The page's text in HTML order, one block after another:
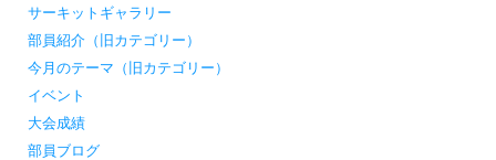
サーキットギャラリー
部員紹介（旧カテゴリー）
今月のテーマ（旧カテゴリー）
イベント
大会成績
部員ブログ